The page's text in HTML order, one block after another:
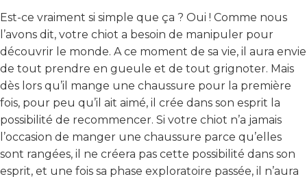
Est-ce vraiment si simple que ça ? Oui ! Comme nous
l’avons dit, votre chiot a besoin de manipuler pour
découvrir le monde. A ce moment de sa vie, il aura envie
de tout prendre en gueule et de tout grignoter. Mais
dès lors qu’il mange une chaussure pour la première
fois, pour peu qu’il ait aimé, il crée dans son esprit la
possibilité de recommencer. Si votre chiot n’a jamais
l’occasion de manger une chaussure parce qu’elles
sont rangées, il ne créera pas cette possibilité dans son
esprit, et une fois sa phase exploratoire passée, il n’aura